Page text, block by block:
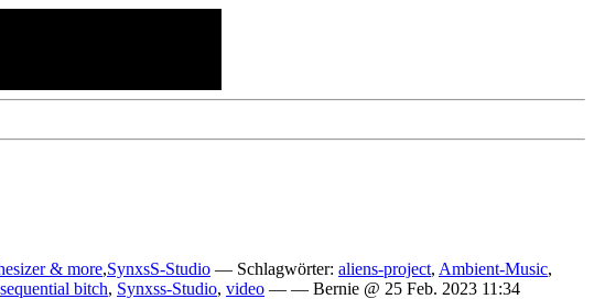
& more,SynxsS-Studio — Schlagwörter: aliens-project, Ambient-Music,
sequential bitch, Synxss-Studio, video — — Bernie @ 25 Feb. 2023 11:34